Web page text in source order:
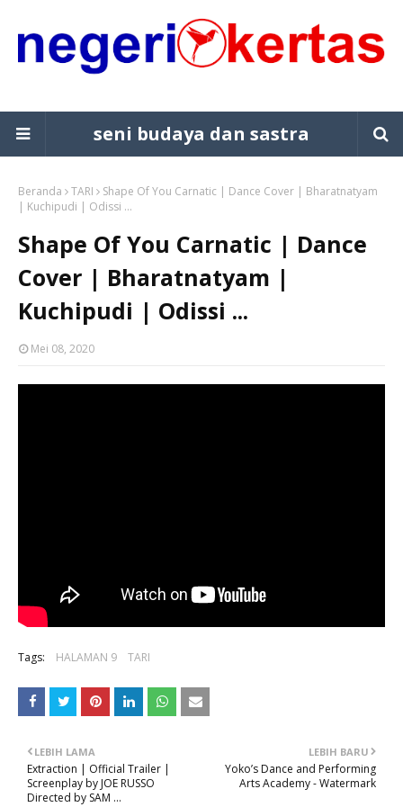
seni budaya dan sastra
Beranda TARI
Shape Of You Carnatic | Dance Cover | Bharatnatyam
| Kuchipudi | Odissi ...
Shape Of You Carnatic | Dance
Cover | Bharatnatyam |
Kuchipudi | Odissi ...
Mei 08, 2020
Tags: HALAMAN 9 TARI
LEBIH BARU
Yoko’s Dance and Performing
Arts Academy - Watermark
LEBIH LAMA
Extraction | Official Trailer |
Screenplay by JOE RUSSO
Directed by SAM ...